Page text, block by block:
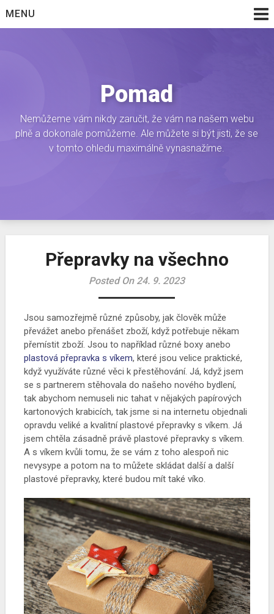
toMENU
Pomad
Nemůžeme vám nikdy zaručit, že vám na našem webu
plně a dokonale pomůžeme. Ale můžete si být jisti, že se
v tomto ohledu maximálně vynasnažíme.
Přepravky na všechno
Posted On 24. 9. 2023
Jsou samozřejmě různé způsoby, jak člověk může
převážet anebo přenášet zboží, když potřebuje někam
přemístit zboží. Jsou to například různé boxy anebo
plastová přepravka s víkem, které jsou velice praktické,
když využíváte různé věci k přestěhování. Já, když jsem
se s partnerem stěhovala do našeho nového bydlení,
tak abychom nemuseli nic tahat v nějakých papírových
kartonových krabicích, tak jsme si na internetu objednali
opravdu veliké a kvalitní plastové přepravky s víkem. Já
jsem chtěla zásadně právě plastové přepravky s víkem.
A s víkem kvůli tomu, že se vám z toho alespoň nic
nevysype a potom na to můžete skládat další a další
plastové přepravky, které budou mít také víko.